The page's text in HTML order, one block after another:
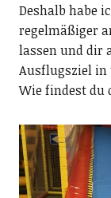
Deshalb habe
regelmäßiger
lassen und dir
Ausflugsziel in
Wie findest du